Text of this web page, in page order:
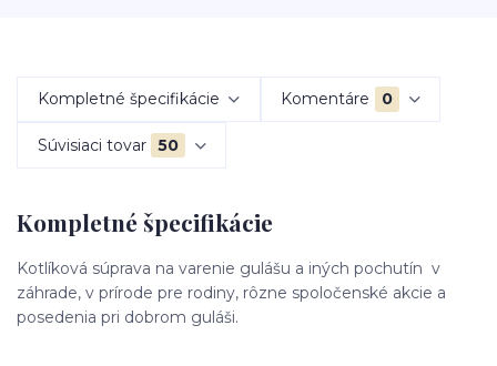
Kompletné špecifikácie Komentáre 0
Súvisiaci tovar 50
Kompletné špecifikácie
Kotlíková súprava na varenie gulášu a iných pochutín v
záhrade, v prírode pre rodiny, rôzne spoločenské akcie a
posedenia pri dobrom guláši.